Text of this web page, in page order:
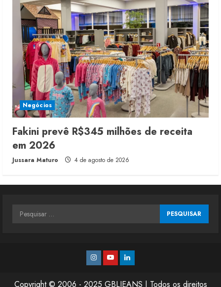
Negócios
Fakini prevê R$345 milhões de receita
em 2026
Jussara Maturo 4 de agosto de 2026
Pesquisar
Instagram
YoutubeLinkedin
Copyright © 2006 - 2025 GBLJEANS | Todos os direitos